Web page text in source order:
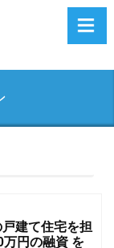
建て住宅を担
円の融資 を